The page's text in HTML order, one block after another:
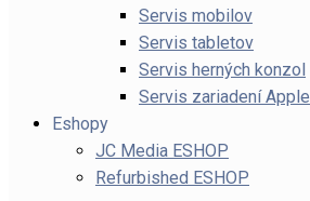
Servis mobilov
Servis tabletov
Servis herných konzol
Servis zariadení Apple
Eshopy
JC Media ESHOP
Refurbished ESHOP